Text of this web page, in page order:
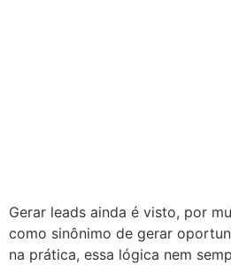
Gerar leads ainda é visto, por
como sinônimo de gerar
na prática, essa lógica nem